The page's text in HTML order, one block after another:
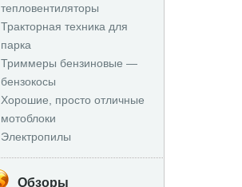
тепловентиляторы
Тракторная техника для
парка
Триммеры бензиновые —
бензокосы
Хорошие, просто отличные
мотоблоки
Электропилы
Обзоры